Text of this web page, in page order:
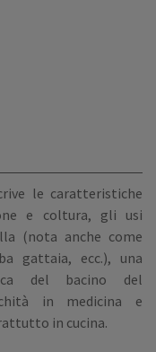
le caratteristiche
e coltura, gli usi
(nota anche come
gattaia, ecc.), una
del bacino del
in medicina e
in cucina.